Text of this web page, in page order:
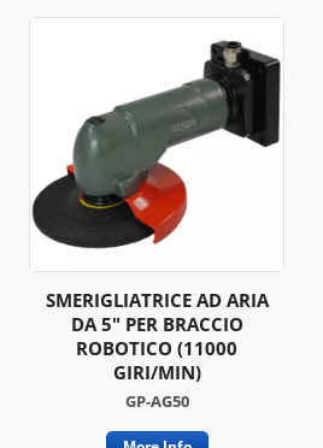
SMERIGLIATRICE AD ARIA
DA 5" PER BRACCIO
ROBOTICO (11000
GIRI/MIN)
GP-AG50